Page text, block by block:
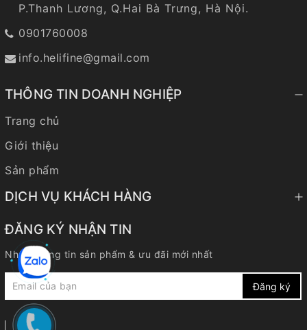
P.Thanh Lương, Q.Hai Bà Trưng, Hà Nội.
0901760008
info.helifine@gmail.com
THÔNG TIN DOANH NGHIỆP
Trang chủ
Giới thiệu
Sản phẩm
DỊCH VỤ KHÁCH HÀNG
ĐĂNG KÝ NHẬN TIN
Nhận thông tin sản phẩm & ưu đãi mới nhất
Đăng ký